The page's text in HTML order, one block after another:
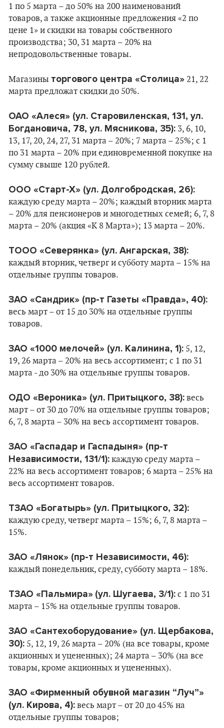
1 по 5 марта – до 50% на 200 наименований
товаров, а также акционные предложения «2 по
цене 1» и скидки на товары собственного
производства; 30, 31 марта – 20% на
непродовольственные товары.
Магазины торгового центра «Столица» 21, 22
марта предложат скидки до 50%.
ОАО «Алеся» (ул. Старовиленская, 131, ул.
Богдановича, 78, ул. Мясникова, 35): 3, 6, 10,
13, 17, 20, 24, 27, 31 марта – 20%; 7 марта – 25%; с 1
по 31 марта – 20% при единовременной покупке на
сумму свыше 120 рублей.
ООО «Старт-Х» (ул. Долгобродская, 26):
каждую среду марта – 20%; каждый вторник марта
– 20% для пенсионеров и многодетных семей; 6, 7, 8
марта – 20% (акция «К 8 Марта»); 13 марта – 20%.
ТООО «Северянка» (ул. Ангарская, 38):
каждый вторник, четверг и субботу марта – 15% на
отдельные группы товаров.
ЗАО «Сандрик» (пр-т Газеты «Правда», 40):
весь март – от 15 до 30% на отдельные группы
товаров.
ЗАО «1000 мелочей» (ул. Калинина, 1): 5, 12,
19, 26 марта – 20% на весь ассортимент; c 1 по 31
марта - до 30% на отдельные группы товаров.
ОДО «Вероника» (ул. Притыцкого, 38): весь
март – от 30 до 70% на отдельные группы товаров;
6, 7, 8 марта – 30% на весь ассортимент товаров.
ЗАО «Гаспадар и Гаспадыня» (пр-т
Независимости, 131/1): каждую среду марта –
22% на весь ассортимент товаров; 6 марта – 25% на
весь ассортимент товаров.
ТЗАО «Богатырь» (ул. Притыцкого, 32):
каждую среду, четверг марта – 15%; 6, 7, 8 марта –
15%.
ЗАО «Лянок» (пр-т Независимости, 46):
каждый понедельник, среду, субботу марта – 18%.
ТЗАО «Пальмира» (ул. Шугаева, 3/1): с 1 по 31
марта – 15% на отдельные группы товаров.
ЗАО «Сантехоборудование» (ул. Щербакова,
30): 5, 12, 19, 26 марта – 20% (на все товары, кроме
акционных и уцененных); 24 марта – 30% (на все
товары, кроме акционных и уцененных).
ЗАО «Фирменный обувной магазин “Луч”»
(ул. Кирова, 4): весь март – от 20 до 45% на
отдельные группы товаров;